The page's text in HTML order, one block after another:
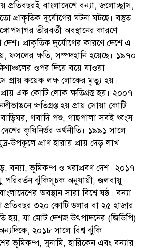
প্রতিবছরই বাংলাদেশে বন্যা, জলোচ্ছ্বাস,
প্রাকৃতিক দুর্যোগের ঘটনা ঘটছে। বস্তুত
তীরবর্তী অবস্থানের কারণে
দেশ। প্রাকৃতিক দুর্যোগের কারণে দেশে এ
ফসলের ক্ষতি, সম্পদহানি হয়েছে। ১৯৭০
ওপর দিয়ে বয়ে যাওয়া
প্রায় কয়েক লক্ষ লোকের মৃত্যু হয়।
এক কোটি লোক ক্ষতিগ্রস্ত হয়। ২০০৭
ক্ষতিগ্রস্ত হয় প্রায় সোয়া কোটি
গবাদি পশু, গাছপালা সবই ধ্বংস
কৃষিনির্ভর অর্থনীতি। ১৯৯১ সালে
উপকূলে প্রাণ হারায় প্রায় দেড় লাখ
বন্যা, ভূমিকম্প ও খরাপ্রবণ দেশ। ২০১৭
পরিবর্তন ঝুঁকিসূচক অনুযায়ী, জলবায়ু
অবস্থান সারা বিশ্বে ষষ্ঠ। বন্যা
প্রতিবছর ৩২০ কোটি ডলার বা ২৫ হাজার
হয়, যা মোট দেশজ উৎপাদনের (জিডিপি)
২০১৮ সালে বিশ্ব ঝুঁকি
ভূমিকম্প, সুনামি, হারিকেন এবং বন্যার